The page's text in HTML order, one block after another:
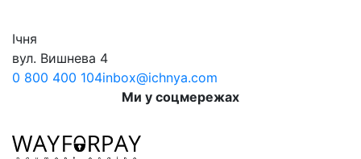
Ічня
вул. Вишнева 4
0 800 400 104inbox@ichnya.com
Ми у соцмережах